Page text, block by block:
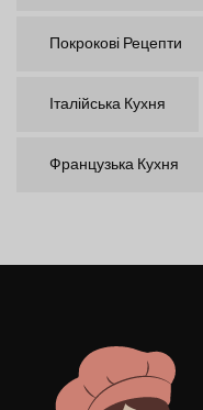
Покрокові Рецепти
Італійська Кухня
Французька Кухня